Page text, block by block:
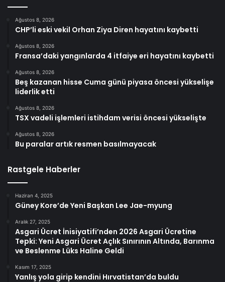
Ağustos 8, 2026
CHP’li eski vekil Orhan Ziya Diren hayatını kaybetti
Ağustos 8, 2026
Fransa’daki yangınlarda 4 itfaiye eri hayatını kaybetti
Ağustos 8, 2026
Beş kazanan hisse Cuma günü piyasa öncesi yükselişe
liderlik etti
Ağustos 8, 2026
TSX vadeli işlemleri istihdam verisi öncesi yükselişte
Ağustos 8, 2026
Bu paralar artık resmen basılmayacak
Rastgele Haberler
Haziran 4, 2025
Güney Kore’de Yeni Başkan Lee Jae-myung
Aralık 27, 2025
Asgari Ücret İnisiyatifi’nden 2026 Asgari Ücretine
Tepki: Yeni Asgari Ücret Açlık Sınırının Altında, Barınma
ve Beslenme Lüks Haline Geldi
Kasım 17, 2025
Yanlış yola girip kendini Hırvatistan’da buldu